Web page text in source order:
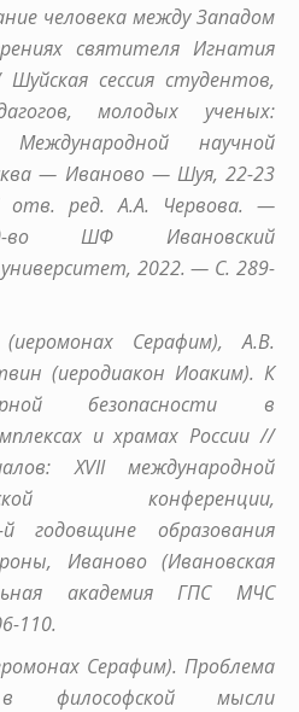
человека между Западом
святителя Игнатия
сессия студентов,
молодых ученых:
научной
— Иваново — Шуя, 22-23
отв. ред. А.А. Червова. —
во ШФ Ивановский
2022. — С. 289-
Серафим), А.В.
(иеродиакон Иоаким). К
безопасности в
и храмах России //
XVII международной
конференции,
годовщине образования
Иваново (Ивановская
академия ГПС МЧС
110.
Серафим). Проблема
в философской мысли